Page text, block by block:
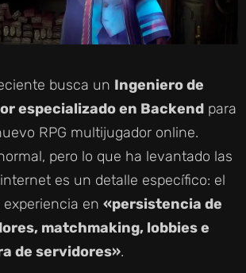
busca un Ingeniero de
especializado en Backend para
RPG multijugador online.
pero lo que ha levantado las
es un detalle específico: el
en «persistencia de
matchmaking, lobbies e
de servidores».